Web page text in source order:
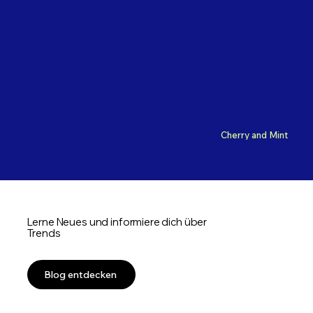
Cherry and Mint
Lerne Neues und informiere dich über
Trends
Blog entdecken